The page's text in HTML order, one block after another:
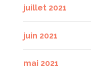
juillet 2021
juin 2021
mai 2021